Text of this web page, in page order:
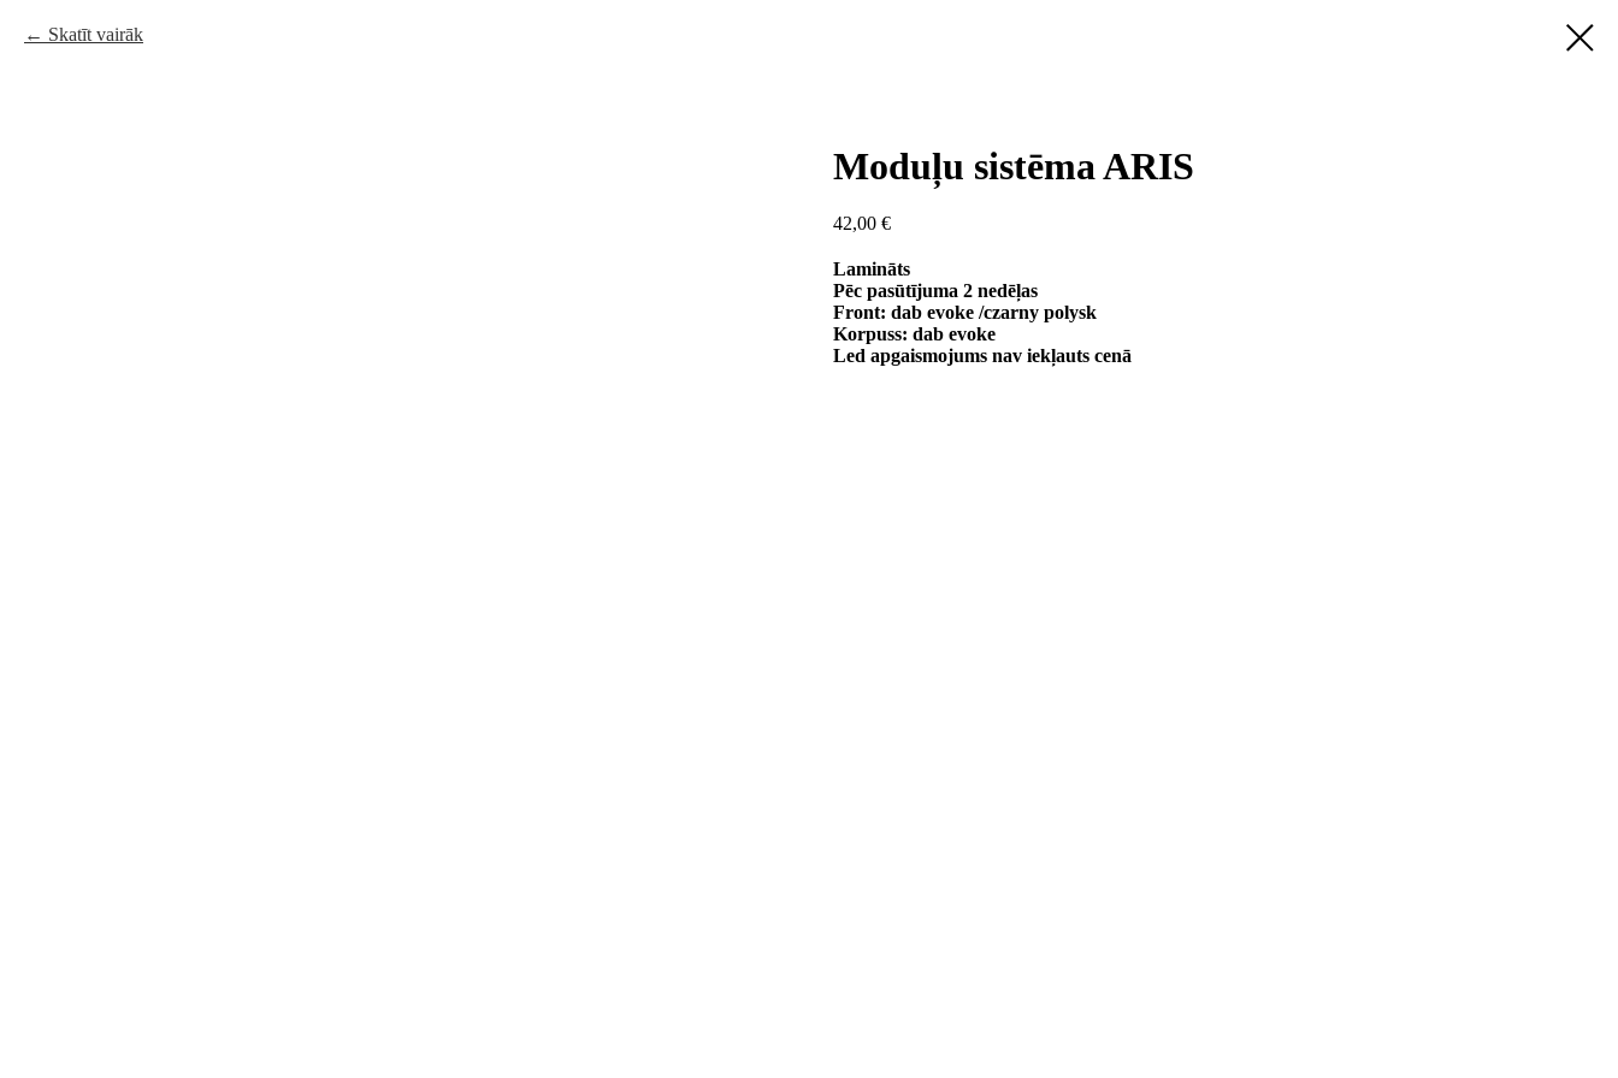
Skatīt vairāk
Moduļu sistēma ARIS
42,00 €
Lamināts
Pēc pasūtījuma 2 nedēļas
Front: dab evoke /czarny polysk
Korpuss: dab evoke
Led apgaismojums nav iekļauts cenā